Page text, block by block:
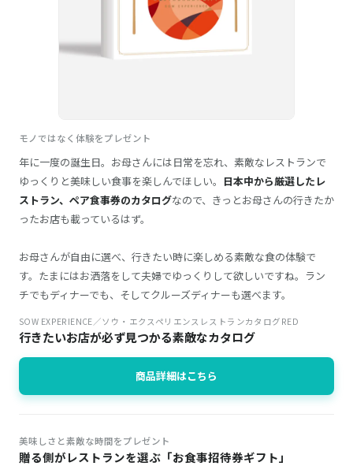
モノではなく体験をプレゼント
年に一度の誕生日。お母さんには日常を忘れ、素敵なレストランで
ゆっくりと美味しい食事を楽しんでほしい。 日本中から厳選したレ
ストラン、ペア食事券のカタログなので、きっとお母さんの行きたか
ったお店も載っているはず。
お母さんが自由に選べ、行きたい時に楽しめる素敵な食の体験で
す。たまにはお洒落をして夫婦でゆっくりして欲しいですね。ラン
チでもディナーでも、そしてクルーズディナーも選べます。
SOW EXPERIENCE／ソウ・エクスペリエンスレストランカタログRED
行きたいお店が必ず見つかる素敵なカタログ
商品詳細はこちら
美味しさと素敵な時間をプレゼント
贈る側がレストランを選ぶ「お食事招待券ギフト」